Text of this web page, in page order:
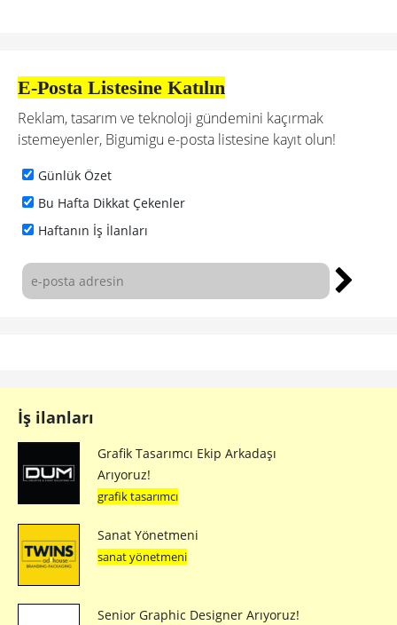
E-Posta Listesine Katılın
Reklam, tasarım ve teknoloji gündemini kaçırmak
istemeyenler, Bigumigu e-posta listesine kayıt olun!
Günlük Özet
Bu Hafta Dikkat Çekenler
Haftanın İş İlanları
İş ilanları
Grafik Tasarımcı Ekip Arkadaşı
Arıyoruz!
grafik tasarımcı
Sanat Yönetmeni
sanat yönetmeni
Senior Graphic Designer Arıyoruz!